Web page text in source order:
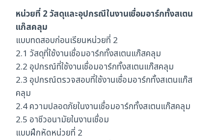
หน่วยที่ 2 วัสดุและอุปกรณีในงานเชื่อมอาร์กทั้งสเตน
แก๊สคลุม
แบบทดสอบก่อนเรียนหน่วยที่ 2
2.1 วัสดุที่ใช้งานเชื่อมอาร์กทั้งสเตนแก๊สคลุม
2.2 อุปกรณ์ที่ใช้งานเชื่อมอาร์กทั้งสเตนแก๊สคลุม
2.3 อุปกรณ์ตรวจสอบที่ใช้งานเชื่อมอาร์กทั้งสเตนแก๊ส
คลุม
2.4 ความปลอดภัยในงานเชื่อมอาร์กทั้งสเตนแก๊สคลุม
2.5 อาชีวอนามัยในงานเชื่อม
แบบฝึกหัดหน่วยที่ 2